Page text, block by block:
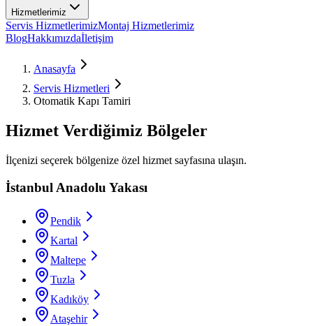
Hizmetlerimiz
Servis HizmetlerimizMontaj Hizmetlerimiz
BlogHakkımızdaİletişim
Anasayfa
Servis Hizmetleri
Otomatik Kapı Tamiri
Hizmet Verdiğimiz Bölgeler
İlçenizi seçerek bölgenize özel hizmet sayfasına ulaşın.
İstanbul Anadolu Yakası
Pendik
Kartal
Maltepe
Tuzla
Kadıköy
Ataşehir